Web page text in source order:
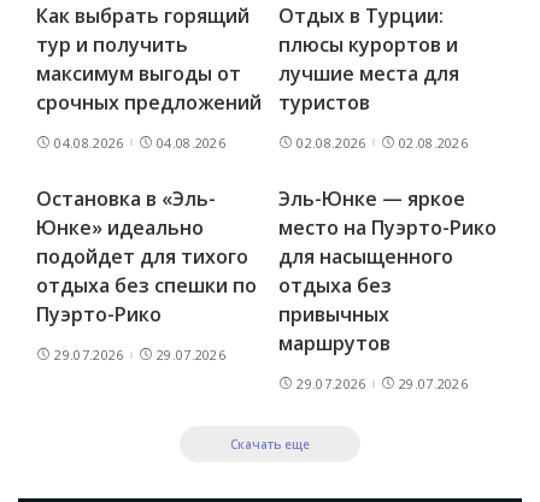
Как выбрать горящий
тур и получить
максимум выгоды от
срочных предложений
04.08.2026 04.08.2026
Отдых в Турции:
плюсы курортов и
лучшие места для
туристов
02.08.2026 02.08.2026
Остановка в «Эль-
Юнке» идеально
подойдет для тихого
отдыха без спешки по
Пуэрто-Рико
29.07.2026 29.07.2026
Эль-Юнке — яркое
место на Пуэрто-Рико
для насыщенного
отдыха без
привычных
маршрутов
29.07.2026 29.07.2026
Скачать еще